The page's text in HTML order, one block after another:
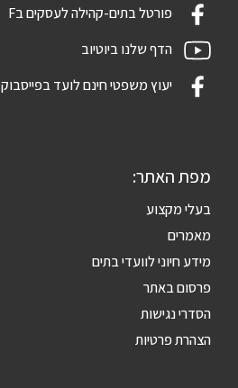
פורטל בתים-קהילה לעסקים בF
הדף שלנו ביוטיוב
יעוץ משפטי חינם לועד בפייסבוק
מפת האתר:
בעלי מקצוע
מאמרים
מידע חיוני לוועדי בתים
פרסום באתר
הסדרי נגישות
הצהרת פרטיות